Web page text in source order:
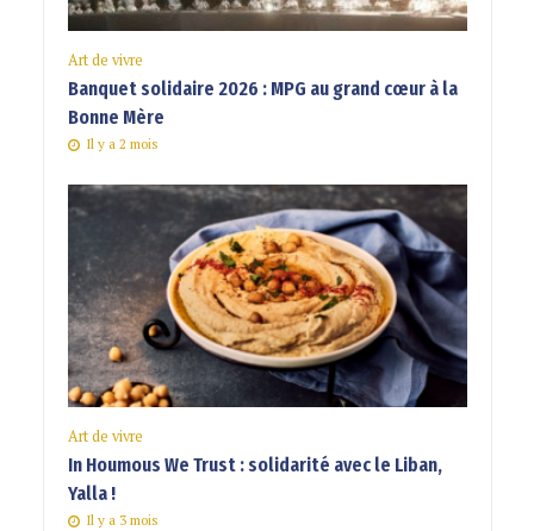
Art de vivre
Banquet solidaire 2026 : MPG au grand cœur à la
Bonne Mère
Il y a 2 mois
Art de vivre
In Houmous We Trust : solidarité avec le Liban,
Yalla !
Il y a 3 mois